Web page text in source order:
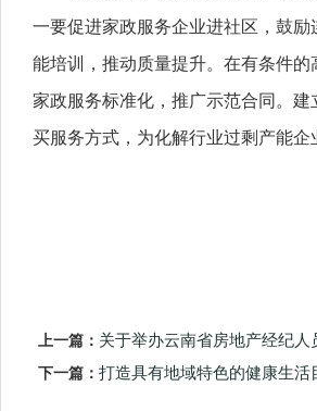
一要促进家政服务企业进社区，鼓
能培训，推动质量提升。在有条件
家政服务标准化，推广示范合同。
买服务方式，为化解行业过剩产能
上一篇： 关于举办云南省房地产经纪
下一篇： 打造具有地域特色的健康生活